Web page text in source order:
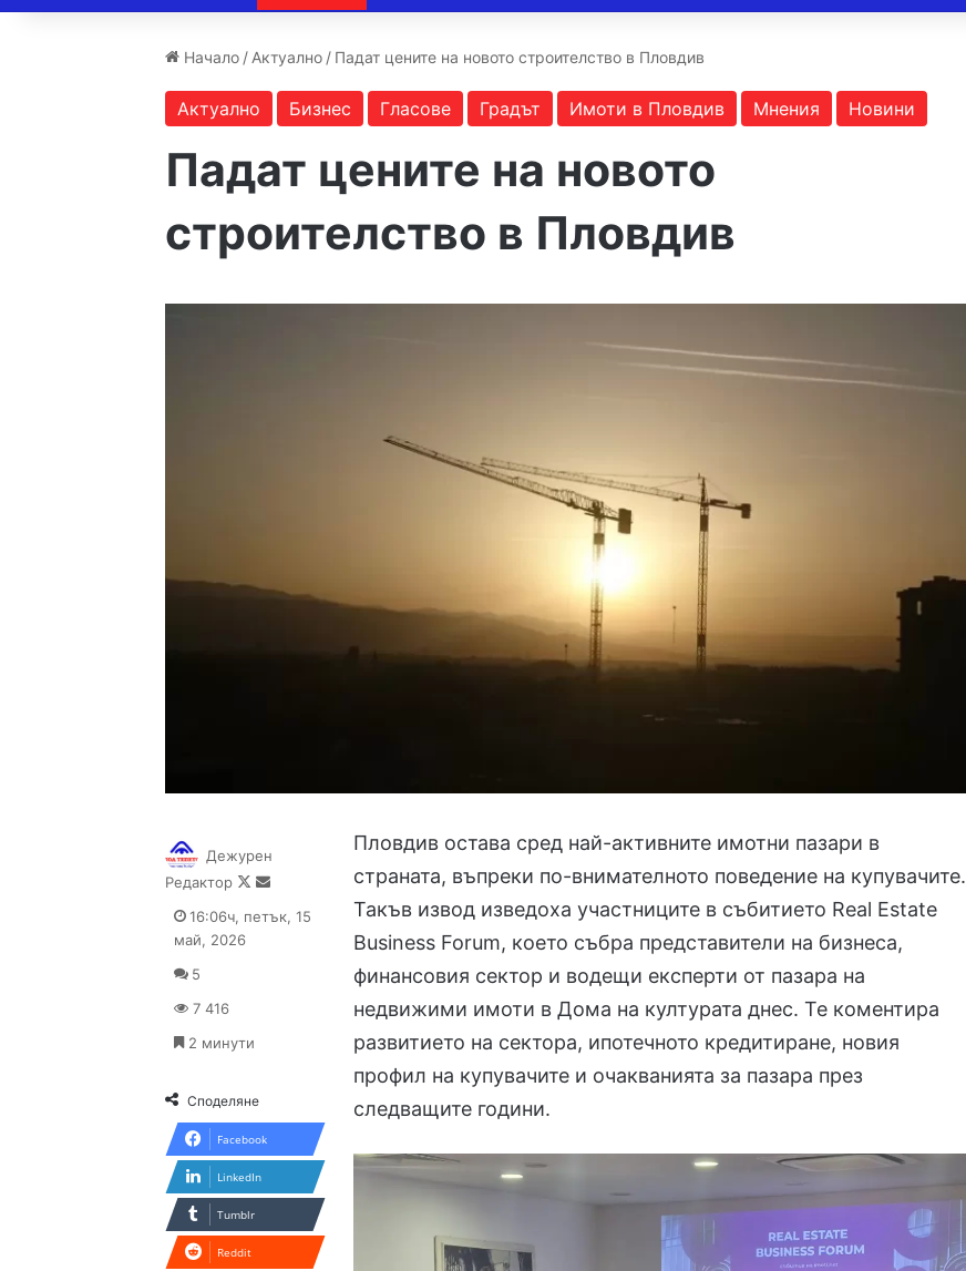
Начало / Актуално / Падат цените на новото строителство в Пловдив
Актуално Бизнес Гласове Градът Имоти в Пловдив Мнения Новини
Падат цените на новото
строителство в Пловдив
Пловдив остава сред най-активните имотни пазари в
страната, въпреки по-внимателното поведение на купувачите.
Такъв извод изведоха участниците в събитието Real Estate
Business Forum, което събра представители на бизнеса,
финансовия сектор и водещи експерти от пазара на
недвижими имоти в Дома на културата днес. Те коментира
развитието на сектора, ипотечното кредитиране, новия
профил на купувачите и очакванията за пазара през
следващите години.
Дежурен
Редактор
Follow
X
Send
email
16:06ч, петък, 15
май, 2026
5
7 416
2 минути
Споделяне
Facebook
LinkedIn
Tumblr
Reddit